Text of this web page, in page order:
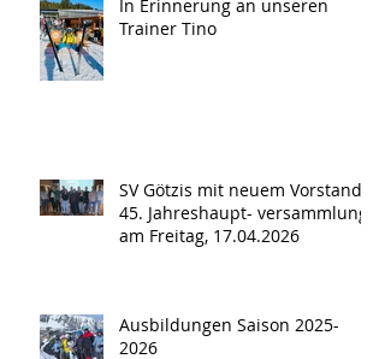
In Erinnerung an unseren
Trainer Tino
SV Götzis mit neuem Vorstand -
45. Jahreshaupt- versammlung
am Freitag, 17.04.2026
Ausbildungen Saison 2025-
2026